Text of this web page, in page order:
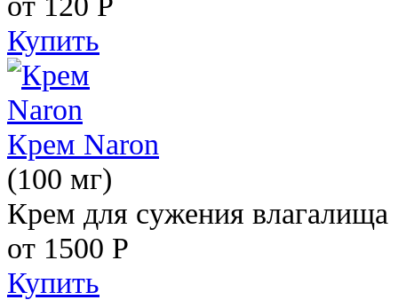
Купить
Крем Naron
(100 мг)
Крем для сужения влагалища
от 1500 Р
Купить